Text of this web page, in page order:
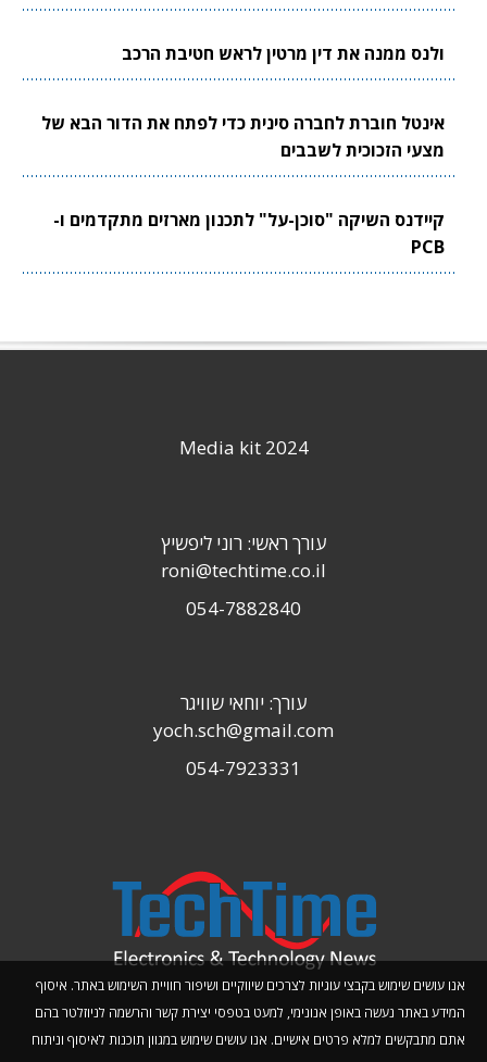
ולנס ממנה את דין מרטין לראש חטיבת הרכב
אינטל חוברת לחברה סינית כדי לפתח את הדור הבא של
מצעי הזכוכית לשבבים
קיידנס השיקה "סוכן-על" לתכנון מארזים מתקדמים ו-
PCB
אנו עושים שימוש בקבצי עוגיות לצרכים שיווקיים ושיפור חוויית השימוש באתר. איסוף
המידע באתר נעשה באופן אנונימי, למעט בטפסי יצירת קשר והרשמה לניוזלטר בהם
אתם מתבקשים למלא פרטים אישיים. אנו עושים שימוש במגוון תוכנות לאיסוף וניתוח
Media kit 2024
עורך ראשי: רוני ליפשיץ
roni@techtime.co.il
054-7882840
עורך: יוחאי שוויגר
yoch.sch@gmail.com
054-7923331